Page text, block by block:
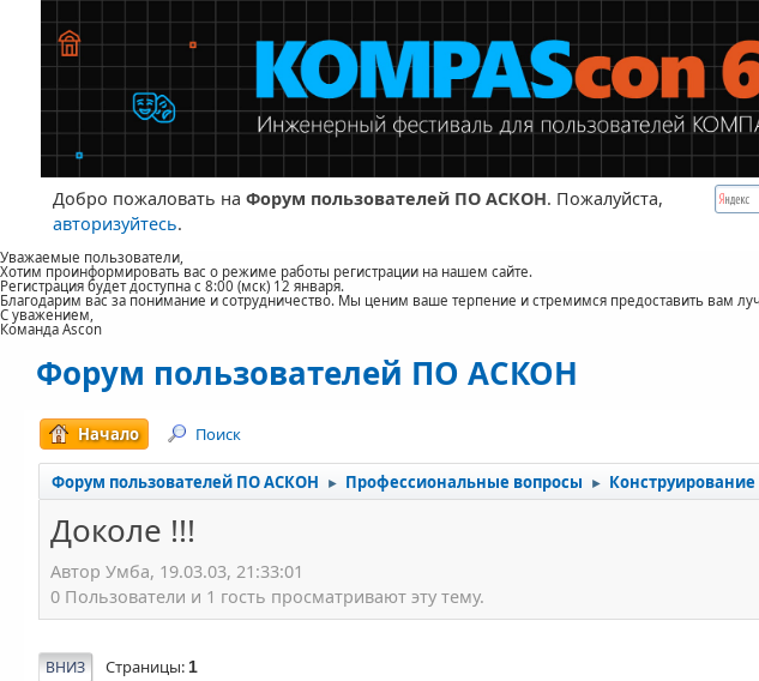
Добро пожаловать на Форум пользователей ПО АСКОН. Пожалуйста,
авторизуйтесь.
Уважаемые пользователи,
Хотим проинформировать вас о режиме работы регистрации на нашем сайте.
Регистрация будет доступна с 8:00 (мск) 12 января.
Благодарим вас за понимание и сотрудничество. Мы ценим ваше терпение и стремимся предоставить вам
С уважением,
Команда Ascon
Форум пользователей ПО АСКОН
Начало Поиск
Форум пользователей ПО АСКОН ► Профессиональные вопросы ► Конструирование
Доколе !!!
Автор Умба, 19.03.03, 21:33:01
0 Пользователи и 1 гость просматривают эту тему.
ВНИЗ Страницы 1